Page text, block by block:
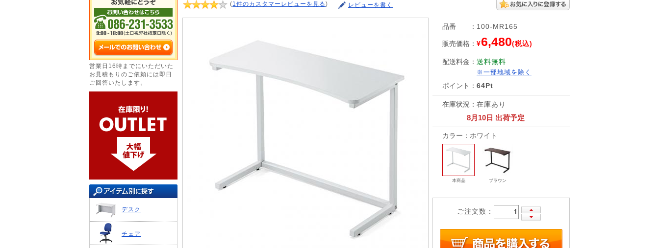
営業日16時までにいただいた
お見積もりのご依頼には即日
ご回答いたします。
デスク
チェア
(1件のカスタマーレビューを見る) レビューを書く
品番 ： 100-MR165
販売価格 ： ¥6,480(税込)
配送料金 ： 送料無料
※一部地域を除く
ポイント ： 64Pt
在庫状況 ： 在庫あり
8月10日 出荷予定
カラー：ホワイト
本商品 ブラウン
ご注文数：